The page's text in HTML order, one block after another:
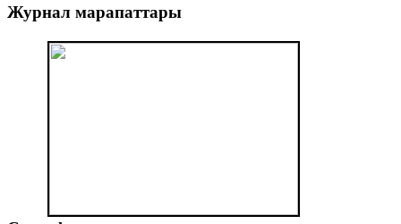
Журнал марапаттары